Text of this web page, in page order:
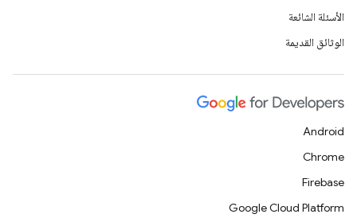
الأسئلة الشائعة
الوثائق القديمة
Android
Chrome
Firebase
Google Cloud Platform